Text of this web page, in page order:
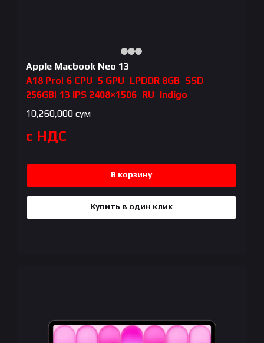
Apple Macbook Neo 13
A18 Pro| 6 CPU| 5 GPU| LPDDR 8GB| SSD
256GB| 13 IPS 2408×1506| RU| Indigo
10,260,000 сум
с НДС
В корзину
Купить в один клик